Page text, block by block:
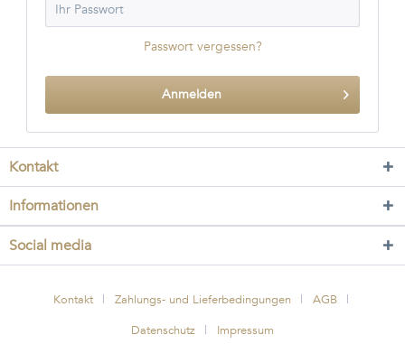
Passwort vergessen?
Anmelden
Kontakt
Informationen
Social media
Kontakt Zahlungs- und Lieferbedingungen
AGB
Datenschutz
Impressum